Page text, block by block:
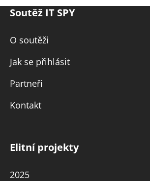
Soutěž IT SPY
O soutěži
Jak se přihlásit
Partneři
Kontakt
Elitní projekty
2025